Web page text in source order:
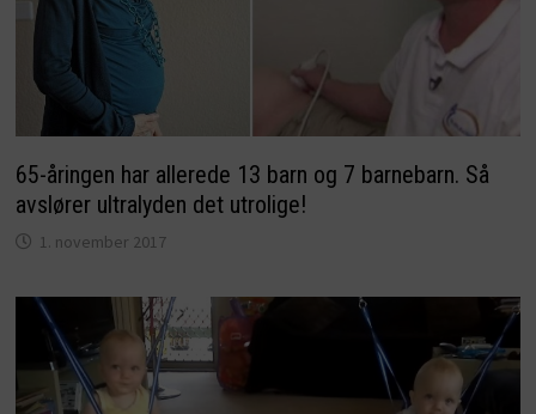
65-åringen har allerede 13 barn og 7 barnebarn. Så
avslører ultralyden det utrolige!
1. november 2017